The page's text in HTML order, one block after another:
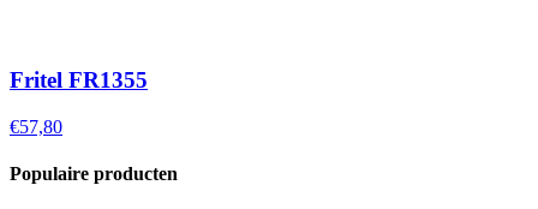
Fritel FR1355
€57,80
Populaire producten